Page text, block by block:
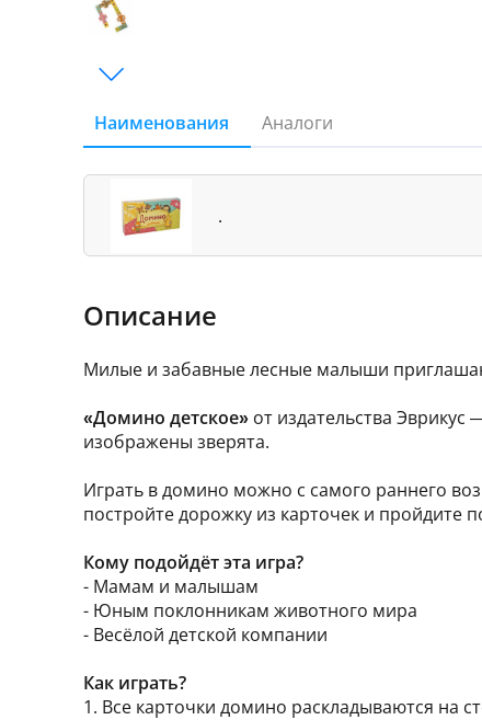
Наименования Аналоги
.
Описание
Милые и забавные лесные малыши
«Домино детское» от издательства
изображены зверята.
Играть в домино можно с самого раннего
постройте дорожку из карточек и
Кому подойдёт эта игра?
- Мамам и малышам
- Юным поклонникам животного мира
- Весёлой детской компании
Как играть?
1. Все карточки домино раскладываются на